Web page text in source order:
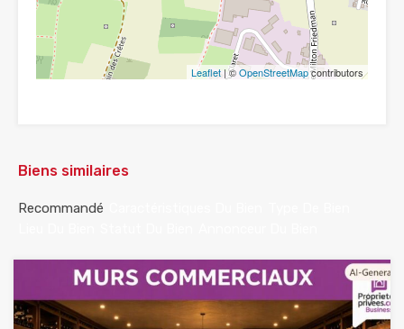
Leaflet | ©OpenStreetMapcontributors
Biens similaires
Recommandé